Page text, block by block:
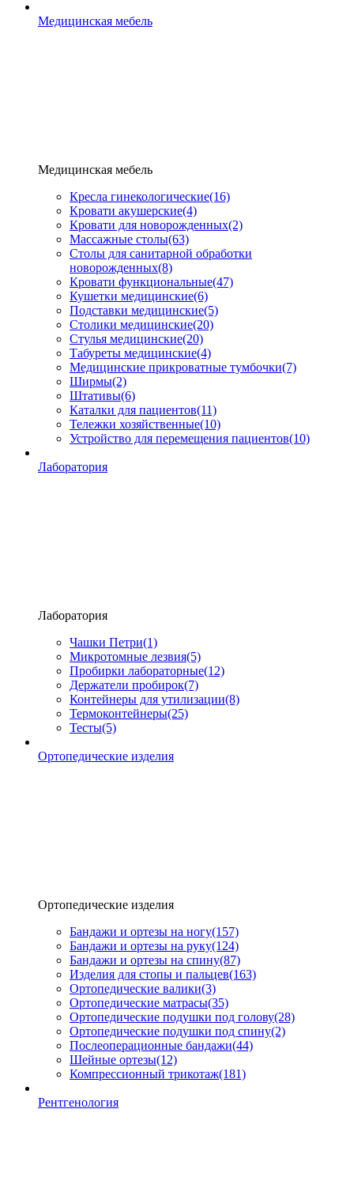
Медицинская мебель
Медицинская мебель
Кресла гинекологические(16)
Кровати акушерские(4)
Кровати для новорожденных(2)
Массажные столы(63)
Столы для санитарной обработки
новорожденных(8)
Кровати функциональные(47)
Кушетки медицинские(6)
Подставки медицинские(5)
Столики медицинские(20)
Стулья медицинские(20)
Табуреты медицинские(4)
Медицинские прикроватные тумбочки(7)
Ширмы(2)
Штативы(6)
Каталки для пациентов(11)
Тележки хозяйственные(10)
Устройство для перемещения пациентов(10)
Лаборатория
Лаборатория
Чашки Петри(1)
Микротомные лезвия(5)
Пробирки лабораторные(12)
Держатели пробирок(7)
Контейнеры для утилизации(8)
Термоконтейнеры(25)
Тесты(5)
Ортопедические изделия
Ортопедические изделия
Бандажи и ортезы на ногу(157)
Бандажи и ортезы на руку(124)
Бандажи и ортезы на спину(87)
Изделия для стопы и пальцев(163)
Ортопедические валики(3)
Ортопедические матрасы(35)
Ортопедические подушки под голову(28)
Ортопедические подушки под спину(2)
Послеоперационные бандажи(44)
Шейные ортезы(12)
Компрессионный трикотаж(181)
Рентгенология